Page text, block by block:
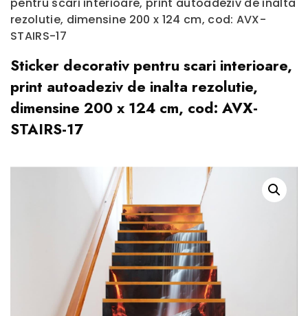
rezolutie, dimensine 200 x 124 cm, cod: AVX-
STAIRS-17
Sticker decorativ pentru scari interioare,
print autoadeziv de inalta rezolutie,
dimensine 200 x 124 cm, cod: AVX-
STAIRS-17